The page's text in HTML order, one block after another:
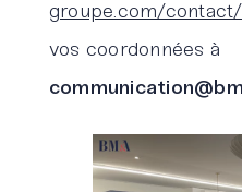
groupe.com/contact/
vos coordonnées à